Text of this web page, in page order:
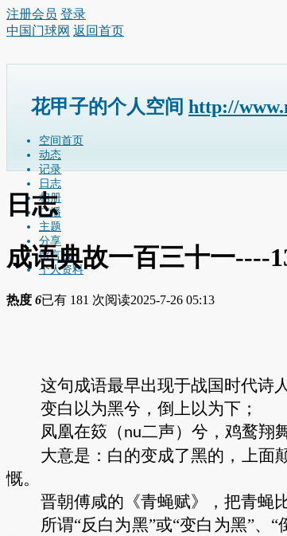
注册会员 登录
中国门球网 返回首页
花甲子的个人空间 http://
空间首页
动态
记录
日志
相册
广播
主题
分享
留言板
个人资料
日志
成语典故一百三十一----
热度 6已有 181 次阅读2025-7-26 05:13
这句成语最早出现于战国时代诗
变白以为黑兮，倒上以为下；
凤凰在笯（nu二声）兮，鸡鹜翔舞
大意是：白的变成了黑的，上面
慨。
晋朝傅咸的《青蝇赋》，把青蝇
所谓“反白为黑”或“变白为黑”、